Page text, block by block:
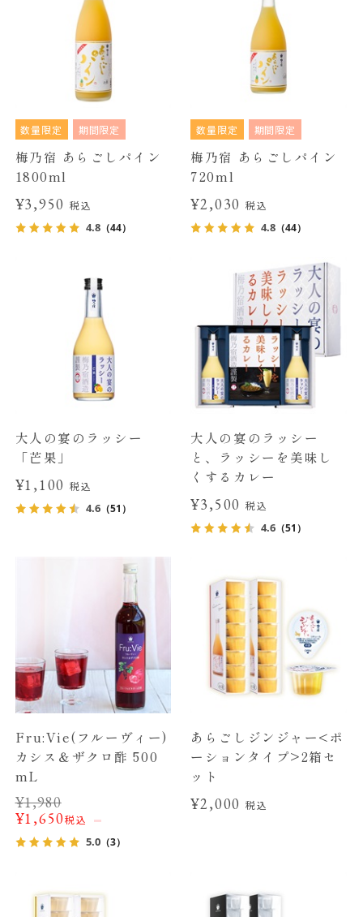
数量限定 期間限定
梅乃宿 あらごしパイン
1800ml
¥3,950税込
4.8（44）
数量限定 期間限定
梅乃宿 あらごしパイン
720ml
¥2,030 税込
4.8 （44）
大人の宴のラッシー
「芒果」
¥1,100税込
4.6（51）
大人の宴のラッシー
と、ラッシーを美味し
くするカレー
¥3,500 税込
4.6 （51）
Fru:Vie(フルーヴィー)
カシス＆ザクロ酢 500
mL
¥1,980
¥1,650税込
5.0（3）
あらごしジンジャー<ポ
ーションタイプ>2箱セ
ット
¥2,000 税込